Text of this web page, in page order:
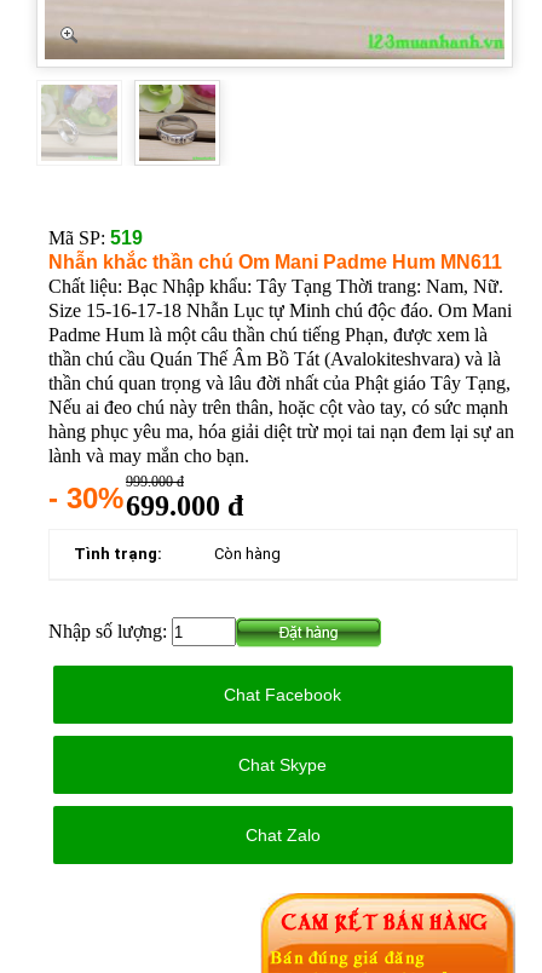
Mã SP: 519
Nhẫn khắc thần chú Om Mani Padme Hum MN611
Chất liệu: Bạc Nhập khẩu: Tây Tạng Thời trang: Nam, Nữ.
Size 15-16-17-18 Nhẫn Lục tự Minh chú độc đáo. Om Mani
Padme Hum là một câu thần chú tiếng Phạn, được xem là
thần chú cầu Quán Thế Âm Bồ Tát (Avalokiteshvara) và là
thần chú quan trọng và lâu đời nhất của Phật giáo Tây Tạng,
Nếu ai đeo chú này trên thân, hoặc cột vào tay, có sức mạnh
hàng phục yêu ma, hóa giải diệt trừ mọi tai nạn đem lại sự an
lành và may mắn cho bạn.
- 30%999.000 đ
699.000 đ
Tình trạng: Còn hàng
Nhập số lượng:
Chat Facebook
Chat Skype
Chat Zalo